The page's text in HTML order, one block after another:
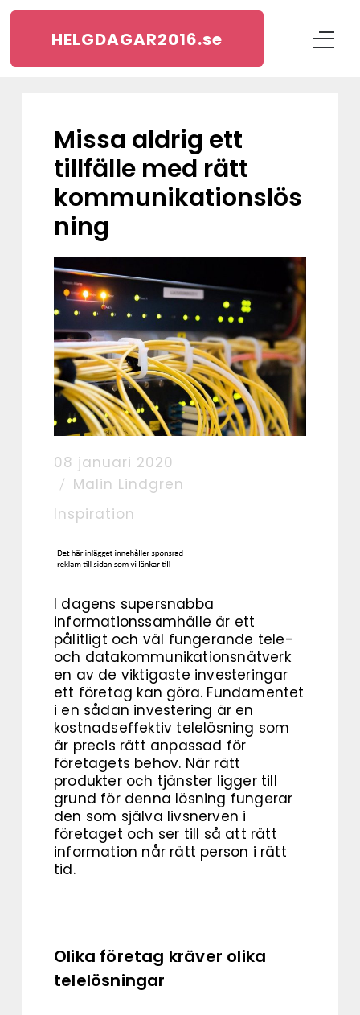
HELGDAGAR2016.se
Missa aldrig ett
tillfälle med rätt
kommunikationslös
ning
08 januari 2020
Malin Lindgren
Inspiration
I dagens supersnabba
informationssamhälle är ett
pålitligt och väl fungerande tele-
och datakommunikationsnätverk
en av de viktigaste investeringar
ett företag kan göra. Fundamentet
i en sådan investering är en
kostnadseffektiv telelösning som
är precis rätt anpassad för
företagets behov. När rätt
produkter och tjänster ligger till
grund för denna lösning fungerar
den som själva livsnerven i
företaget och ser till så att rätt
information når rätt person i rätt
tid.
Olika företag kräver olika
telelösningar